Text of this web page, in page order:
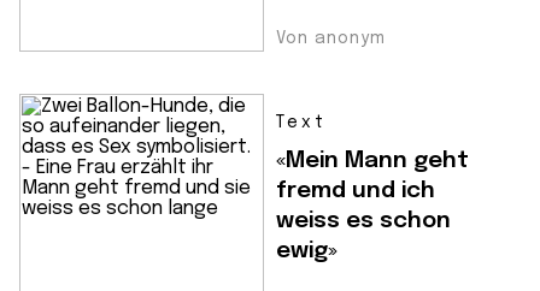
Von anonym
Text
«Mein Mann geht
fremd und ich
weiss es schon
ewig»